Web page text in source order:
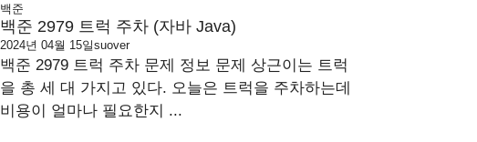
백준
백준 2979 트럭 주차 (자바 Java)
2024년 04월 15일suover
백준 2979 트럭 주차 문제 정보 문제 상근이는 트럭
을 총 세 대 가지고 있다. 오늘은 트럭을 주차하는데
비용이 얼마나 필요한지 ...